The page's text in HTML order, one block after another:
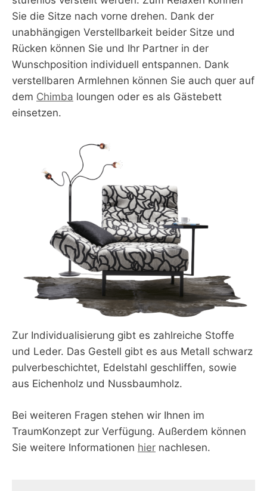
Sie die Sitze nach vorne drehen. Dank der
unabhängigen Verstellbarkeit beider Sitze und
Rücken können Sie und Ihr Partner in der
Wunschposition individuell entspannen. Dank
verstellbaren Armlehnen können Sie auch quer auf
dem Chimba loungen oder es als Gästebett
einsetzen.
Zur Individualisierung gibt es zahlreiche Stoffe
und Leder. Das Gestell gibt es aus Metall schwarz
pulverbeschichtet, Edelstahl geschliffen, sowie
aus Eichenholz und Nussbaumholz.
Bei weiteren Fragen stehen wir Ihnen im
TraumKonzept zur Verfügung. Außerdem können
Sie weitere Informationen hier nachlesen.